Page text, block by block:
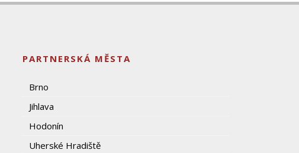
PARTNERSKÁ MĚSTA
Brno
Jihlava
Hodonín
Uherské Hradiště